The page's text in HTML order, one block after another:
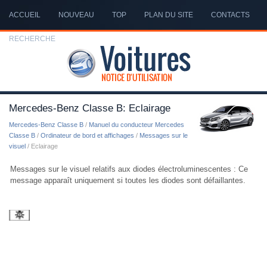
ACCUEIL NOUVEAU TOP PLAN DU SITE CONTACTS
RECHERCHE
Mercedes-Benz Classe B: Eclairage
Mercedes-Benz Classe B / Manuel du conducteur Mercedes
Classe B / Ordinateur de bord et affichages / Messages sur le
visuel / Eclairage
Messages sur le visuel relatifs aux diodes électroluminescentes : Ce
message apparaît uniquement si toutes les diodes sont défaillantes.